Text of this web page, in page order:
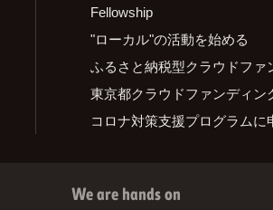
Fellowship
"ローカル"の活動を始める
ふるさと納税型クラウドファ
東京都クラウドファンディン
コロナ対策支援プログラムに
We are hands on